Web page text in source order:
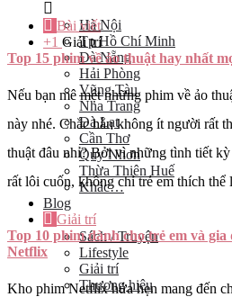
Hà Nội
Tp Hồ Chí Minh
Đà Nẵng
Hải Phòng
Vũng Tàu
Nha Trang
Đà Lạt
Cần Thơ
Quy Nhơn
Thừa Thiên Huế
Khác…
Blog
Sách / Truyện
Lifestyle
Giải trí
Thương hiệu
Bài viết
+1 Giải trí
Top 15 phim về ảo thuật hay nhất
Nếu bạn mê mệt những phim về ảo
này nhé. Chắc hẳn không ít người rất
thuật đâu nhỉ? Bởi vì những tình tiết
rất lôi cuốn, không chỉ trẻ em thích
Giải trí
Top 10 phim dành cho trẻ em và
Netflix
Kho phim Netflix hứa hẹn mang đến